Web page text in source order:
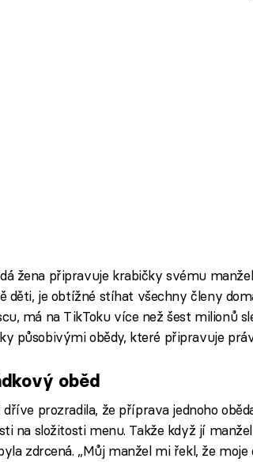
žena připravuje krabičky svému
děti, je obtížné stíhat všechny členy
má na TikToku více než šest milionů
působivými obědy, které připravuje
oběd
dříve prozradila, že příprava jednoho
na složitosti menu. Takže když jí
zdrcená. „Můj manžel mi řekl, že